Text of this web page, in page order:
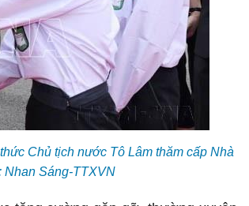
Chủ tịch nước Tô Lâm thăm cấp Nhà
Nhan Sáng-TTXVN